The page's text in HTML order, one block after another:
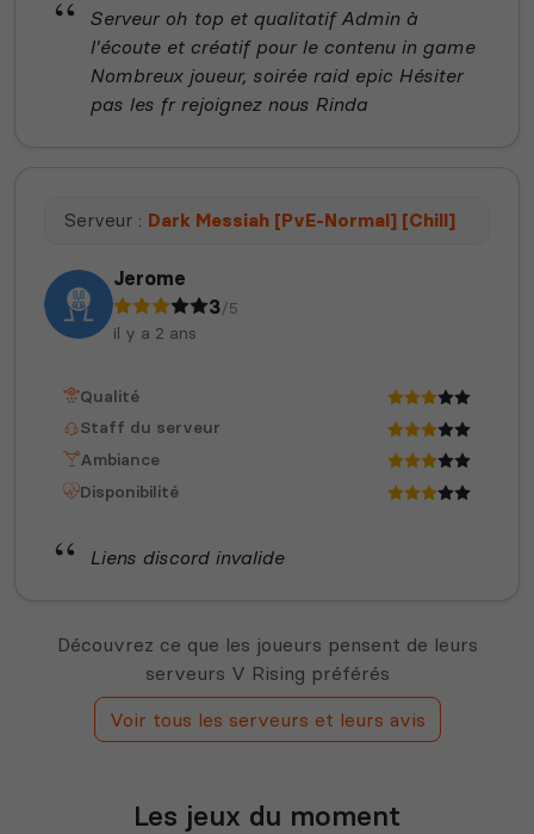
Serveur oh top et qualitatif Admin à
l'écoute et créatif pour le contenu in game
Nombreux joueur, soirée raid epic Hésiter
pas les fr rejoignez nous Rinda
Serveur : Dark Messiah [PvE-Normal] [Chill]
Jerome
3/5
il y a 2 ans
Qualité
Staff du serveur
Ambiance
Disponibilité
Liens discord invalide
Découvrez ce que les joueurs pensent de leurs
serveurs V Rising préférés
Voir tous les serveurs et leurs avis
Les jeux du moment